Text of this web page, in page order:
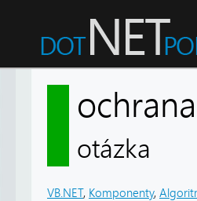
otázka
VB.NET, Komponenty,